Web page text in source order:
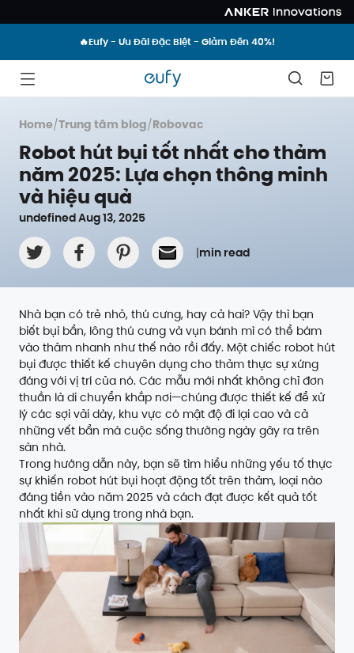
🔥Eufy - Ưu Đãi Đặc Biệt - Giảm Đến 40%!
Home/Trung tâm blog/Robovac
Robot hút bụi tốt nhất cho thảm
năm 2025: Lựa chọn thông minh
và hiệu quả
undefined Aug 13, 2025
|min read
Nhà bạn có trẻ nhỏ, thú cưng, hay cả hai? Vậy thì bạn
biết bụi bẩn, lông thú cưng và vụn bánh mì có thể bám
vào thảm nhanh như thế nào rồi đấy. Một chiếc robot hút
bụi được thiết kế chuyên dụng cho thảm thực sự xứng
đáng với vị trí của nó. Các mẫu mới nhất không chỉ đơn
thuần là di chuyển khắp nơi—chúng được thiết kế để xử
lý các sợi vải dày, khu vực có mật độ đi lại cao và cả
những vết bẩn mà cuộc sống thường ngày gây ra trên
sàn nhà.
Trong hướng dẫn này, bạn sẽ tìm hiểu những yếu tố thực
sự khiến robot hút bụi hoạt động tốt trên thảm, loại nào
đáng tiền vào năm 2025 và cách đạt được kết quả tốt
nhất khi sử dụng trong nhà bạn.